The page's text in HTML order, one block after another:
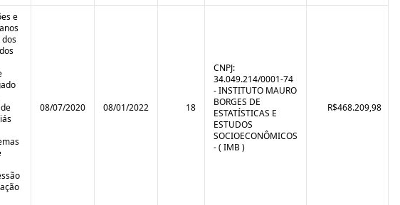
e
dos
08/07/2020 08/01/2022 18
CNPJ:
34.049.214/0001-74
- INSTITUTO MAURO
BORGES DE
ESTATÍSTICAS E
ESTUDOS
SOCIOECONÔMICOS
- ( IMB )
R$468.209,98